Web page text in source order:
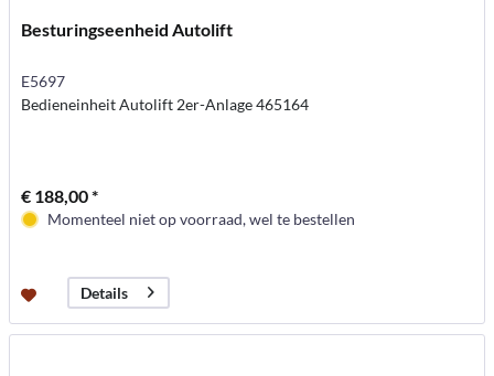
Besturingseenheid Autolift
E5697
Bedieneinheit Autolift 2er-Anlage 465164
€ 188,00 *
Momenteel niet op voorraad, wel te bestellen
Details